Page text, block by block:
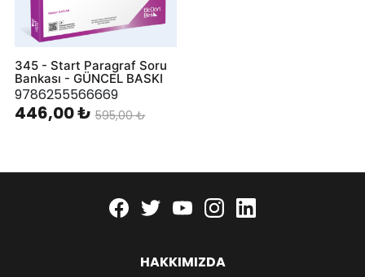
345 - Start Paragraf Soru
Bankası - GÜNCEL BASKI
9786255566669
446,00 ₺ 595,00 ₺
Facebook
twitteryoutubeinstagram
HAKKIMIZDA